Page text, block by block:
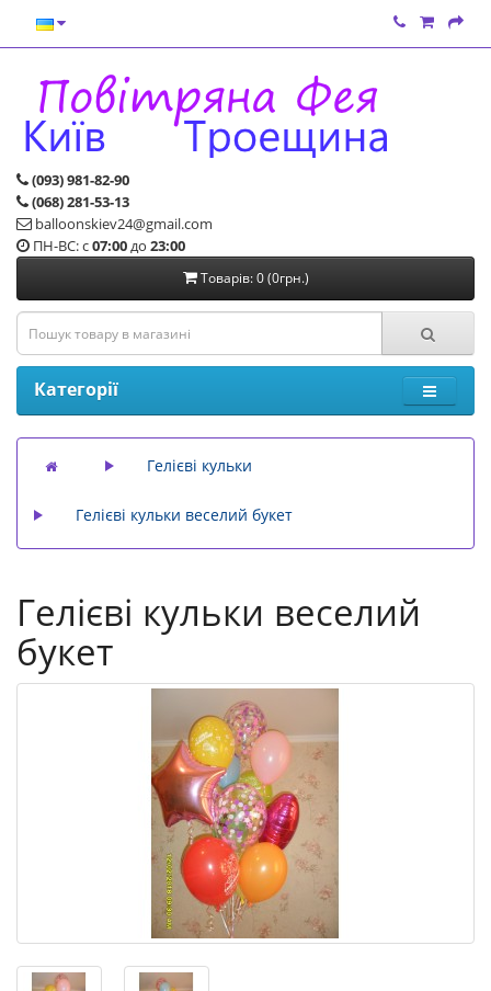
(093) 981-82-90
(068) 281-53-13
balloonskiev24@gmail.com
ПН-ВС: с07:00до 23:00
Товарів: 0 (0грн.)
Категорії
Гелієві кульки
Гелієві кульки веселий букет
Гелієві кульки веселий
букет